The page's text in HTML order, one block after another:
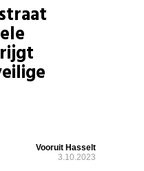
Vooruit Hasselt
3.10.2023